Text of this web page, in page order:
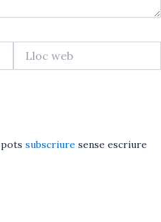
web
subscriure sense escriure